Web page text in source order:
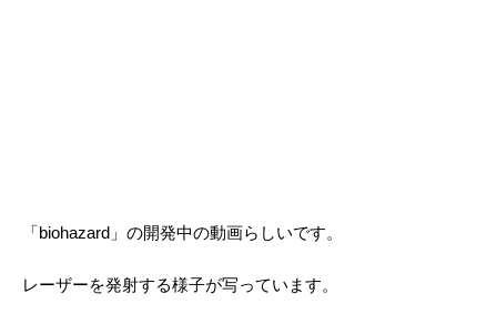
「biohazard」の開発中の動画らしいです。
レーザーを発射する様子が写っています。